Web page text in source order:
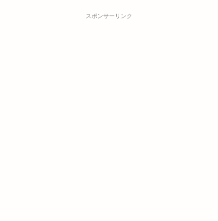
スポンサーリンク